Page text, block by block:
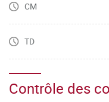
CM
TD
Contrôle des